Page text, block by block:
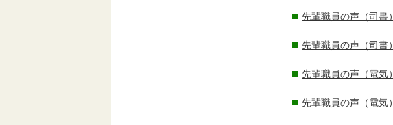
先輩職員の声（司書）
先輩職員の声（司書）
先輩職員の声（電気）
先輩職員の声（電気）